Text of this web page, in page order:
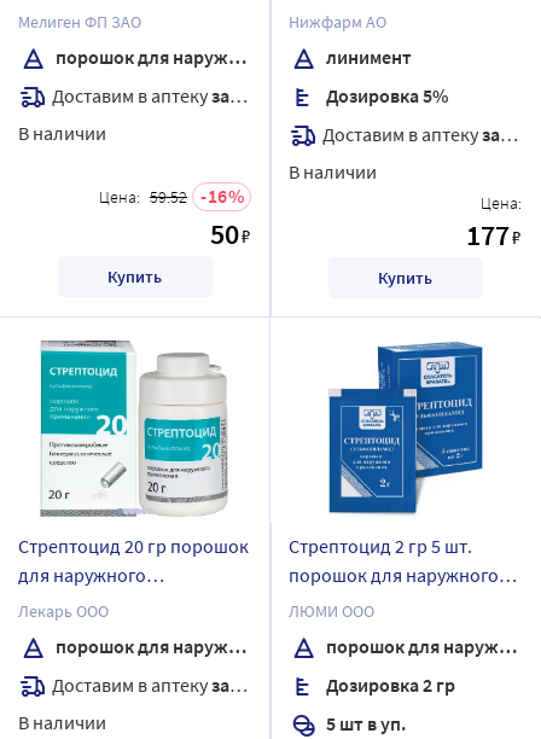
применения
Мелиген ФП ЗАО
порошок для наружного применения
Доставим в аптекузавтра
В наличии
Цена: 59.52 16
50₽
Купить
Нижфарм АО
линимент
Дозировка 5%
Доставим в аптекузавтра
В наличии
Цена:
177₽
Купить
Стрептоцид 20 гр порошок
для наружного
применения банка
Лекарь ООО
порошок для наружного применения
Доставим в аптекузавтра
В наличии
Стрептоцид 2 гр 5 шт.
порошок для наружного
применения
ЛЮМИ ООО
порошок для наружного применения
Дозировка 2 гр
5 шт в уп.